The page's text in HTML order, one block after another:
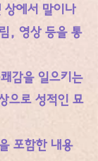
상에서 말이나
, 영상 등을 통
감을 일으키는
으로 성적인 묘
포함한 내용